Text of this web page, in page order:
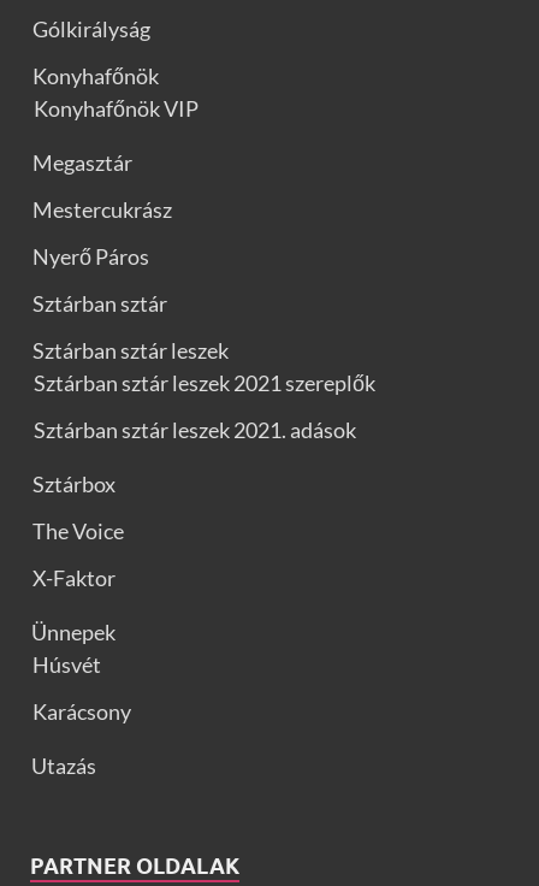
Gólkirályság
Konyhafőnök
Konyhafőnök VIP
Megasztár
Mestercukrász
Nyerő Páros
Sztárban sztár
Sztárban sztár leszek
Sztárban sztár leszek 2021 szereplők
Sztárban sztár leszek 2021. adások
Sztárbox
The Voice
X-Faktor
Ünnepek
Húsvét
Karácsony
Utazás
PARTNER OLDALAK